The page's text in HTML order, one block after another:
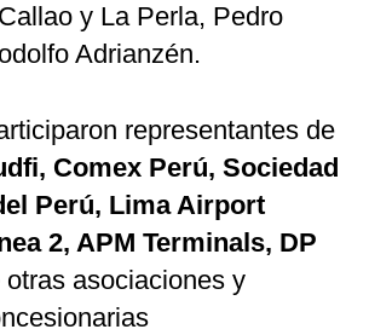
y La Perla, Pedro
Adrianzén.
representantes de
Comex Perú, Sociedad
Perú, Lima Airport
2, APM Terminals, DP
otras asociaciones y